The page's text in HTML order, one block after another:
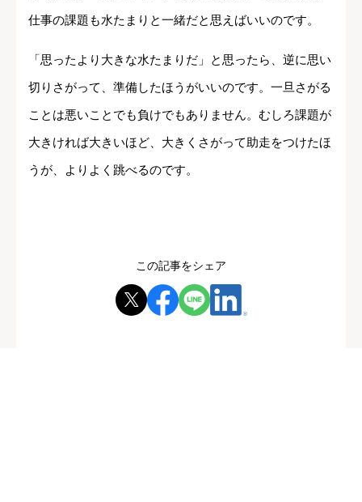
仕事の課題も水たまりと一緒だと思えばいいのです。
「思ったより大きな水たまりだ」と思ったら、逆に思い
切りさがって、準備したほうがいいのです。一旦さがる
ことは悪いことでも負けでもありません。むしろ課題が
大きければ大きいほど、大きくさがって助走をつけたほ
うが、よりよく跳べるのです。
この記事をシェア